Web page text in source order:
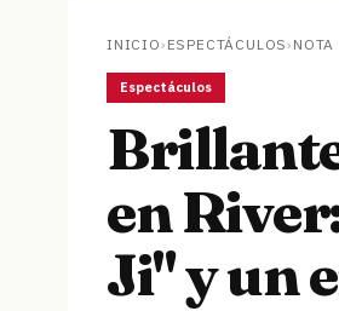
INICIO› ESPECTÁCULOS› NOTA
Espectáculos
en
Ji" y un